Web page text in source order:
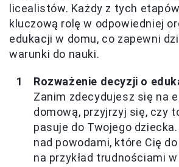
licealistów. Każdy z tych
kluczową rolę w odpowiedniej
edukacji w domu, co zapewni
warunki do nauki.
Rozważenie decyzji o
Zanim zdecydujesz się na
domową, przyjrzyj się, czy
pasuje do Twojego
nad powodami, które Cię
na przykład trudnościami